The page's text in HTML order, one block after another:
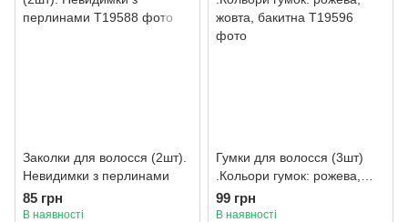
Заколки для волосся (2шт).
Невидимки з перлинами
85 грн
В наявності
Гумки для волосся (3шт)
.Кольори гумок: рожева,
жовта, бакитна
99 грн
В наявності